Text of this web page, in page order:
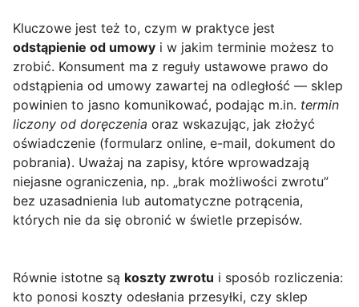
Kluczowe jest też to, czym w praktyce jest
odstąpienie od umowy i w jakim terminie możesz to
zrobić. Konsument ma z reguły ustawowe prawo do
odstąpienia od umowy zawartej na odległość — sklep
powinien to jasno komunikować, podając m.in. termin
liczony od doręczenia oraz wskazując, jak złożyć
oświadczenie (formularz online, e-mail, dokument do
pobrania). Uważaj na zapisy, które wprowadzają
niejasne ograniczenia, np. „brak możliwości zwrotu”
bez uzasadnienia lub automatyczne potrącenia,
których nie da się obronić w świetle przepisów.
Równie istotne są koszty zwrotu i sposób rozliczenia:
kto ponosi koszty odesłania przesyłki, czy sklep